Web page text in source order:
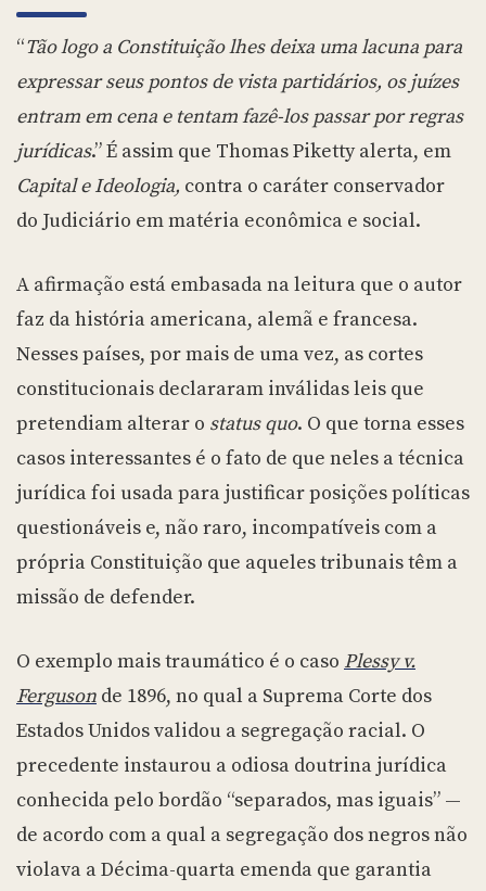
“Tão logo a Constituição lhes deixa uma lacuna para
expressar seus pontos de vista partidários, os juízes
entram em cena e tentam fazê-los passar por regras
jurídicas.” É assim que Thomas Piketty alerta, em
Capital e Ideologia, contra o caráter conservador
do Judiciário em matéria econômica e social.
A afirmação está embasada na leitura que o autor
faz da história americana, alemã e francesa.
Nesses países, por mais de uma vez, as cortes
constitucionais declararam inválidas leis que
pretendiam alterar o status quo. O que torna esses
casos interessantes é o fato de que neles a técnica
jurídica foi usada para justificar posições políticas
questionáveis e, não raro, incompatíveis com a
própria Constituição que aqueles tribunais têm a
missão de defender.
O exemplo mais traumático é o caso Plessy v.
Ferguson de 1896, no qual a Suprema Corte dos
Estados Unidos validou a segregação racial. O
precedente instaurou a odiosa doutrina jurídica
conhecida pelo bordão “separados, mas iguais” —
de acordo com a qual a segregação dos negros não
violava a Décima-quarta emenda que garantia